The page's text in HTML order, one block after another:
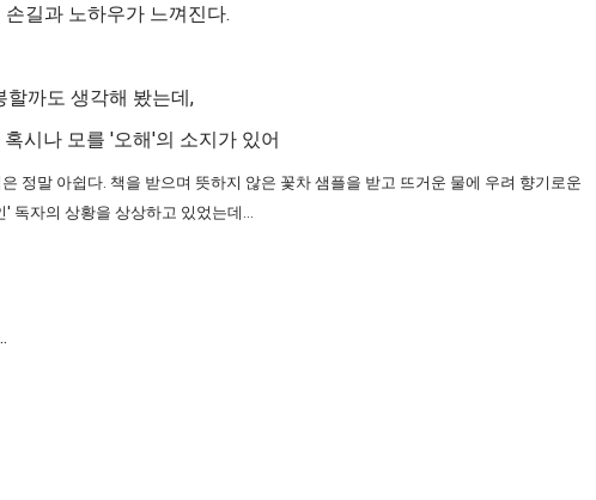
길과 노하우가 느껴진다.
할까도 생각해 봤는데,
시나 모를 '오해'의 소지가 있어
은 정말 아쉽다. 책을 받으며 뜻하지 않은 꽃차 샘플을 받고 뜨거운 물에 우려 향기로운
독자의 상황을 상상하고 있었는데...